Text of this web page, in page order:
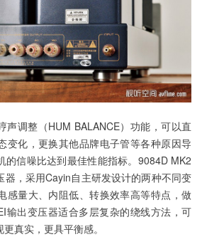
声调整（HUM BALANCE）功能，可以直
变化，更换其他品牌电子管等各种原因导
的信噪比达到最佳性能指标。9084D MK2
器，采用Cayin自主研发设计的两种不同变
感量大、内阻低、转换效率高等特点，做
输出变压器适合多层复杂的绕线方法，可
真实，更具平衡感。